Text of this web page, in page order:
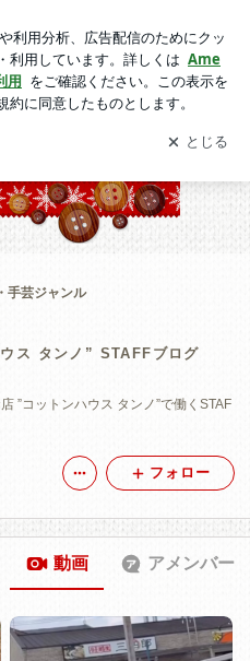
の更新通知
を受け取りまし
開く
手芸ジャンル
ス タンノ” STAFFブログ
”コットンハウス タンノ”で働くSTAF
フォロー
動画 アメンバー